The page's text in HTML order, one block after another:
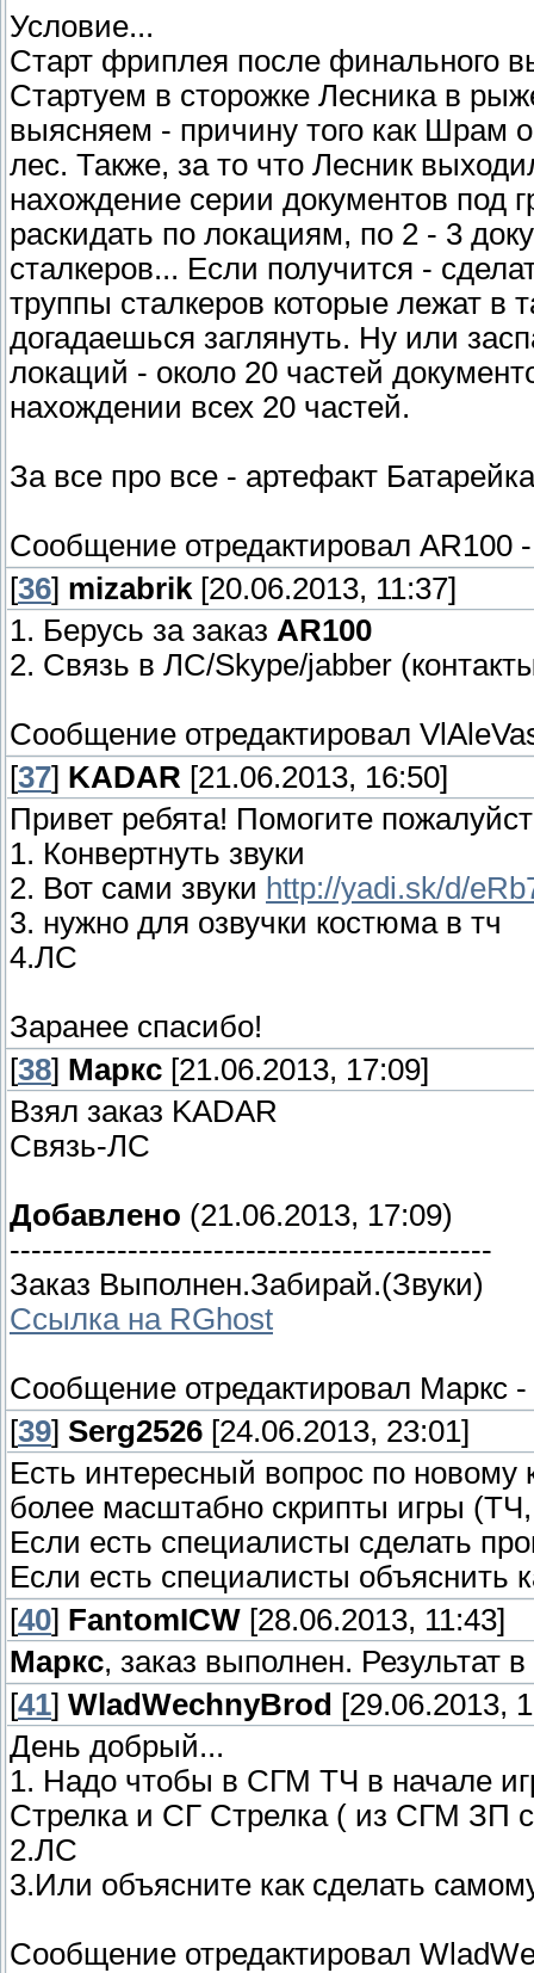
Условие...
Старт фриплея после финального
Стартуем в сторожке Лесника в
выясняем - причину того как Шрам
лес. Также, за то что Лесник
нахождение серии документов под
раскидать по локациям, по 2 - 3
сталкеров... Если получится -
труппы сталкеров которые лежат в
догадаешься заглянуть. Ну или
локаций - около 20 частей
нахождении всех 20 частей.
За все про все - артефакт
Сообщение отредактировал AR100
[36] mizabrik [20.06.2013, 11:37]
1. Берусь за заказ AR100
2. Связь в ЛС/Skype/jabber
Сообщение отредактировал
[37] KADAR [21.06.2013, 16:50]
Привет ребята! Помогите
1. Конвертнуть звуки
2. Вот сами звуки http://yadi.sk/d/
3. нужно для озвучки костюма в тч
4.ЛС
Заранее спасибо!
[38] Маркс [21.06.2013, 17:09]
Взял заказ KADAR
Связь-ЛС
Добавлено (21.06.2013, 17:09)
---------------------------------------------
Заказ Выполнен.Забирай.(Звуки)
Ссылка на RGhost
Сообщение отредактировал Маркс -
[39] Serg2526 [24.06.2013, 23:01]
Есть интересный вопрос по новому
более масштабно скрипты игры
Если есть специалисты сделать
Если есть специалисты объяснить
[40] FantomICW [28.06.2013, 11:43]
Маркс, заказ выполнен. Результат
[41] WladWechnyBrod [29.06.2013,
День добрый...
1. Надо чтобы в СГМ ТЧ в начале
Стрелка и СГ Стрелка ( из СГМ ЗП
2.ЛС
3.Или объясните как сделать
Сообщение отредактировал